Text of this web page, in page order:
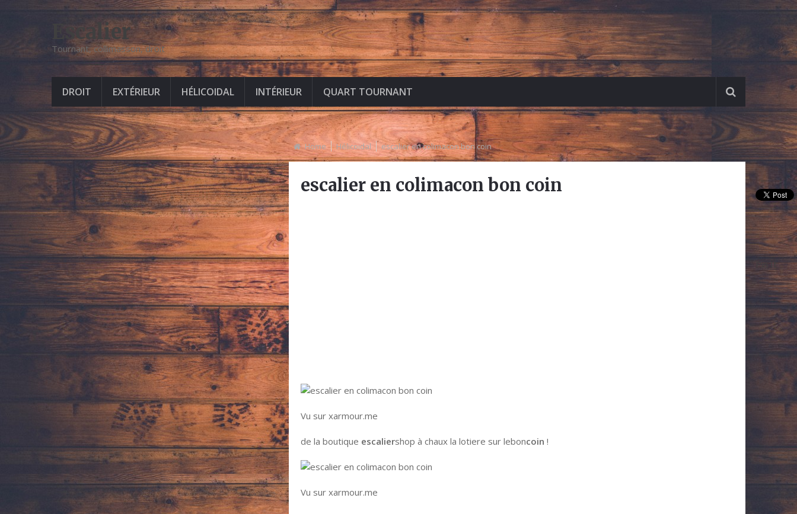
Escalier
Tournant, collimasson, droit
DROIT EXTÉRIEUR HÉLICOIDAL INTÉRIEUR QUART TOURNANT
Home Hélicoidal escalier en colimacon bon coin
escalier en colimacon bon coin
Vu sur xarmour.me
de la boutique escaliershop à chaux la lotiere sur leboncoin !
Vu sur xarmour.me
Pin It